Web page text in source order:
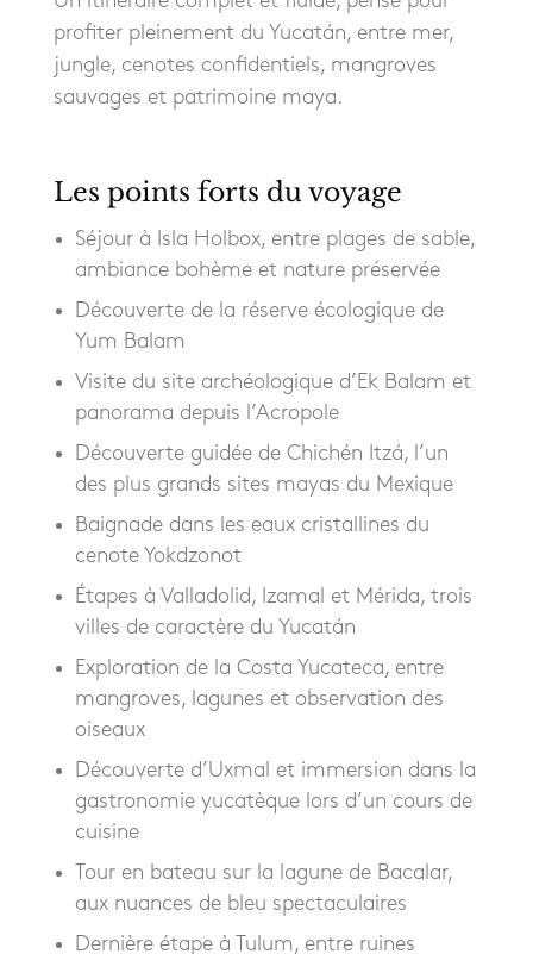
profiter pleinement du Yucatán, entre mer,
jungle, cenotes confidentiels, mangroves
sauvages et patrimoine maya.
Les points forts du voyage
Séjour à Isla Holbox, entre plages de sable,
ambiance bohème et nature préservée
Découverte de la réserve écologique de
Yum Balam
Visite du site archéologique d’Ek Balam et
panorama depuis l’Acropole
Découverte guidée de Chichén Itzá, l’un
des plus grands sites mayas du Mexique
Baignade dans les eaux cristallines du
cenote Yokdzonot
Étapes à Valladolid, Izamal et Mérida, trois
villes de caractère du Yucatán
Exploration de la Costa Yucateca, entre
mangroves, lagunes et observation des
oiseaux
Découverte d’Uxmal et immersion dans la
gastronomie yucatèque lors d’un cours de
cuisine
Tour en bateau sur la lagune de Bacalar,
aux nuances de bleu spectaculaires
Dernière étape à Tulum, entre ruines